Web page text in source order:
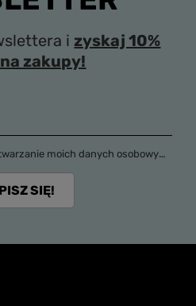
i zyskaj 10%
zakupy!
e-mail) na potrzeby wysyłki newslettera z informacją handlową (marketing). Więcej w
SIĘ!